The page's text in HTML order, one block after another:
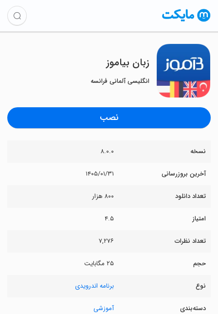
زبان بیاموز
انگلیسی آلمانی فرانسه
نصب
نسخه ۸.۰.۰
آخرین بروزرسانی ۱۴۰۵/۰۱/۳۱
تعداد دانلود ۸۰۰ هزار
امتیاز ۴.۵
تعداد نظرات ۷,۲۷۶
حجم ۲۵ مگابایت
نوع برنامه اندرویدی
دسته‌بندی آموزشی